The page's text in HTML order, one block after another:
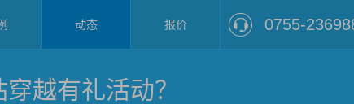
动态 报价 0755-
越有礼活动？